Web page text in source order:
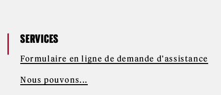
SERVICES
Formulaire en ligne de demande d'assistance
Nous pouvons...